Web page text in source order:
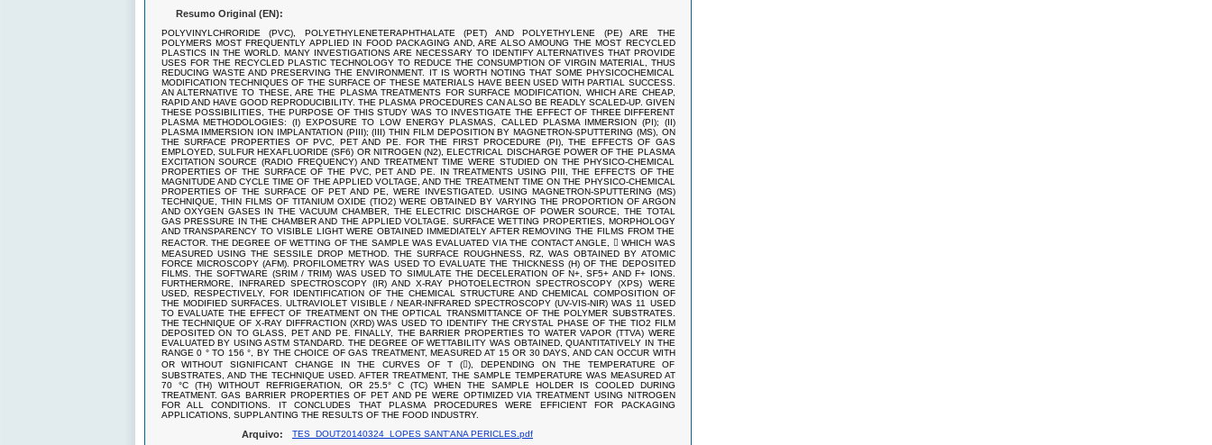
Resumo Original (EN):
POLYVINYLCHRORIDE (PVC), POLYETHYLENETERAPHTHALATE (PET) AND POLYETHYLENE (PE) ARE THE
POLYMERS MOST FREQUENTLY APPLIED IN FOOD PACKAGING AND, ARE ALSO AMOUNG THE MOST RECYCLED
PLASTICS IN THE WORLD. MANY INVESTIGATIONS ARE NECESSARY TO IDENTIFY ALTERNATIVES THAT PROVIDE
USES FOR THE RECYCLED PLASTIC TECHNOLOGY TO REDUCE THE CONSUMPTION OF VIRGIN MATERIAL, THUS
REDUCING WASTE AND PRESERVING THE ENVIRONMENT. IT IS WORTH NOTING THAT SOME PHYSICOCHEMICAL
MODIFICATION TECHNIQUES OF THE SURFACE OF THESE MATERIALS HAVE BEEN USED WITH PARTIAL SUCCESS.
AN ALTERNATIVE TO THESE, ARE THE PLASMA TREATMENTS FOR SURFACE MODIFICATION, WHICH ARE CHEAP,
RAPID AND HAVE GOOD REPRODUCIBILITY. THE PLASMA PROCEDURES CAN ALSO BE READLY SCALED-UP. GIVEN
THESE POSSIBILITIES, THE PURPOSE OF THIS STUDY WAS TO INVESTIGATE THE EFFECT OF THREE DIFFERENT
PLASMA METHODOLOGIES: (I) EXPOSURE TO LOW ENERGY PLASMAS, CALLED PLASMA IMMERSION (PI); (II)
PLASMA IMMERSION ION IMPLANTATION (PIII); (III) THIN FILM DEPOSITION BY MAGNETRON-SPUTTERING (MS), ON
THE SURFACE PROPERTIES OF PVC, PET AND PE. FOR THE FIRST PROCEDURE (PI), THE EFFECTS OF GAS
EMPLOYED, SULFUR HEXAFLUORIDE (SF6) OR NITROGEN (N2), ELECTRICAL DISCHARGE POWER OF THE PLASMA
EXCITATION SOURCE (RADIO FREQUENCY) AND TREATMENT TIME WERE STUDIED ON THE PHYSICO-CHEMICAL
PROPERTIES OF THE SURFACE OF THE PVC, PET AND PE. IN TREATMENTS USING PIII, THE EFFECTS OF THE
MAGNITUDE AND CYCLE TIME OF THE APPLIED VOLTAGE, AND THE TREATMENT TIME ON THE PHYSICO-CHEMICAL
PROPERTIES OF THE SURFACE OF PET AND PE, WERE INVESTIGATED. USING MAGNETRON-SPUTTERING (MS)
TECHNIQUE, THIN FILMS OF TITANIUM OXIDE (TIO2) WERE OBTAINED BY VARYING THE PROPORTION OF ARGON
AND OXYGEN GASES IN THE VACUUM CHAMBER, THE ELECTRIC DISCHARGE OF POWER SOURCE, THE TOTAL
GAS PRESSURE IN THE CHAMBER AND THE APPLIED VOLTAGE. SURFACE WETTING PROPERTIES, MORPHOLOGY
AND TRANSPARENCY TO VISIBLE LIGHT WERE OBTAINED IMMEDIATELY AFTER REMOVING THE FILMS FROM THE
REACTOR. THE DEGREE OF WETTING OF THE SAMPLE WAS EVALUATED VIA THE CONTACT ANGLE,  WHICH WAS
MEASURED USING THE SESSILE DROP METHOD. THE SURFACE ROUGHNESS, RZ, WAS OBTAINED BY ATOMIC
FORCE MICROSCOPY (AFM). PROFILOMETRY WAS USED TO EVALUATE THE THICKNESS (H) OF THE DEPOSITED
FILMS. THE SOFTWARE (SRIM / TRIM) WAS USED TO SIMULATE THE DECELERATION OF N+, SF5+ AND F+ IONS.
FURTHERMORE, INFRARED SPECTROSCOPY (IR) AND X-RAY PHOTOELECTRON SPECTROSCOPY (XPS) WERE
USED, RESPECTIVELY, FOR IDENTIFICATION OF THE CHEMICAL STRUCTURE AND CHEMICAL COMPOSITION OF
THE MODIFIED SURFACES. ULTRAVIOLET VISIBLE / NEAR-INFRARED SPECTROSCOPY (UV-VIS-NIR) WAS 11 USED
TO EVALUATE THE EFFECT OF TREATMENT ON THE OPTICAL TRANSMITTANCE OF THE POLYMER SUBSTRATES.
THE TECHNIQUE OF X-RAY DIFFRACTION (XRD) WAS USED TO IDENTIFY THE CRYSTAL PHASE OF THE TIO2 FILM
DEPOSITED ON TO GLASS, PET AND PE. FINALLY, THE BARRIER PROPERTIES TO WATER VAPOR (TTVA) WERE
EVALUATED BY USING ASTM STANDARD. THE DEGREE OF WETTABILITY WAS OBTAINED, QUANTITATIVELY IN THE
RANGE 0 ° TO 156 °, BY THE CHOICE OF GAS TREATMENT, MEASURED AT 15 OR 30 DAYS, AND CAN OCCUR WITH
OR WITHOUT SIGNIFICANT CHANGE IN THE CURVES OF T (), DEPENDING ON THE TEMPERATURE OF
SUBSTRATES, AND THE TECHNIQUE USED. AFTER TREATMENT, THE SAMPLE TEMPERATURE WAS MEASURED AT
70 °C (TH) WITHOUT REFRIGERATION, OR 25.5° C (TC) WHEN THE SAMPLE HOLDER IS COOLED DURING
TREATMENT. GAS BARRIER PROPERTIES OF PET AND PE WERE OPTIMIZED VIA TREATMENT USING NITROGEN
FOR ALL CONDITIONS. IT CONCLUDES THAT PLASMA PROCEDURES WERE EFFICIENT FOR PACKAGING
APPLICATIONS, SUPPLANTING THE RESULTS OF THE FOOD INDUSTRY.
Arquivo: TES_DOUT20140324_LOPES SANT'ANA PERICLES.pdf